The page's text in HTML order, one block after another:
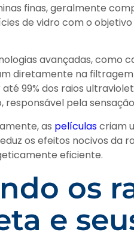
finas, geralmente
de vidro com o
avançadas, como
diretamente na
99% dos raios
pela
as películascriam
os efeitos nocivos da
eficiente.
os
e